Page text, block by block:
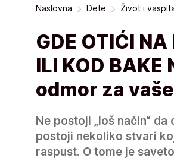
Naslovna Dete Život i
GDE OTIĆI
ILI KOD
odmor za
Ne postoji „loš način“
postoji nekoliko stvari
raspust. O tome je